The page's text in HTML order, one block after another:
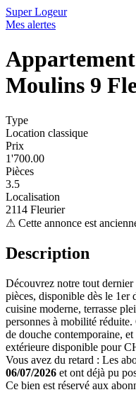
Super Logeur
Mes alertes
Appartement
Moulins 9
Type
Location classique
Prix
1'700.00
Pièces
3.5
Localisation
2114 Fleurier
⚠ Cette annonce est
Description
Découvrez notre tout
pièces, disponible dès le 1er
cuisine moderne, terrasse
personnes à mobilité
de douche contemporaine,
extérieure disponible pour
Vous avez du retard : Les
06/07/2026 et ont déjà pu
Ce bien est réservé aux